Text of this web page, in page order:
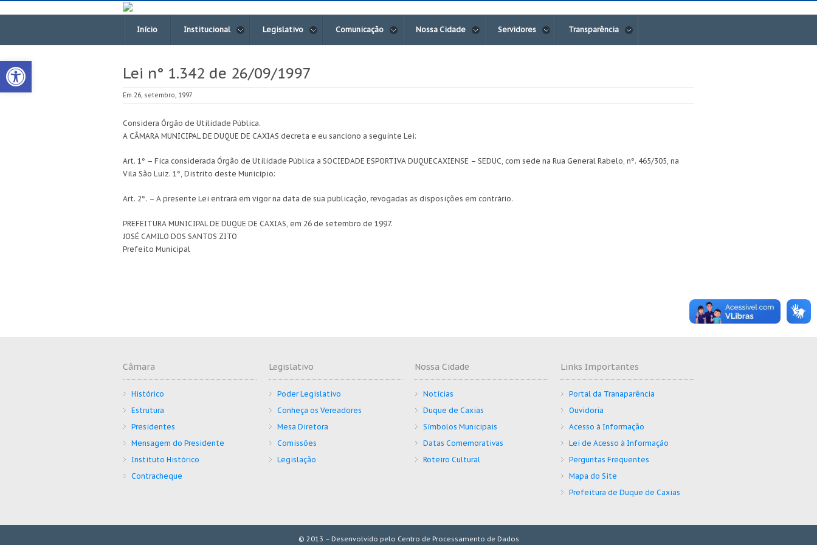
Open toolbar
Início Institucional Legislativo Comunicação Nossa Cidade Servidores Transparência
Lei n° 1.342 de 26/09/1997
Em 26, setembro, 1997
Considera Órgão de Utilidade Pública.
A CÂMARA MUNICIPAL DE DUQUE DE CAXIAS decreta e eu sanciono a seguinte Lei:
Art. 1° – Fica considerada Órgão de Utilidade Pública a SOCIEDADE ESPORTIVA DUQUECAXIENSE – SEDUC, com sede na Rua General Rabelo, n°. 465/305, na
Vila São Luiz. 1°, Distrito deste Município:
Art. 2°. – A presente Lei entrará em vigor na data de sua publicação, revogadas as disposições em contrário.
PREFEITURA MUNICIPAL DE DUQUE DE CAXIAS, em 26 de setembro de 1997.
JOSÉ CAMILO DOS SANTOS ZITO
Prefeito Municipal
Câmara
Histórico
Estrutura
Presidentes
Mensagem do Presidente
Instituto Histórico
Contracheque
Legislativo
Poder Legislativo
Conheça os Vereadores
Mesa Diretora
Comissões
Legislação
Nossa Cidade
Notícias
Duque de Caxias
Símbolos Municipais
Datas Comemorativas
Roteiro Cultural
Links Importantes
Portal da Tranaparência
Ouvidoria
Acesso à Informação
Lei de Acesso à Informação
Perguntas Frequentes
Mapa do Site
Prefeitura de Duque de Caxias
© 2013 – Desenvolvido pelo Centro de Processamento de Dados